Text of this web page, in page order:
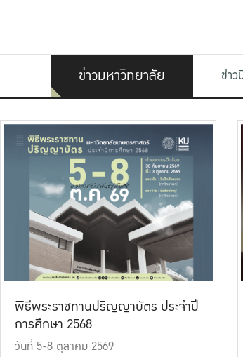
ข่าวมหาวิทยาลัย ข่า
พิธีพระราชทานปริญญาบัตร ประจำปี
การศึกษา 2568
วันที่ 5-8 ตุลาคม 2569